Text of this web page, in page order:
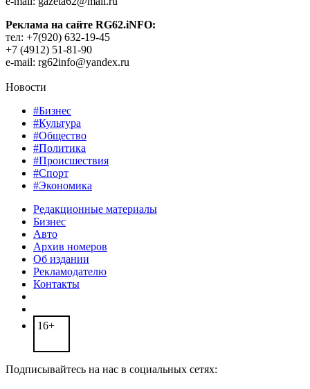
Реклама на сайте RG62.iNFO:
тел: +7(920) 632-19-45
+7 (4912) 51-81-90
e-mail: rg62info@yandex.ru
Новости
#Бизнес
#Культура
#Общество
#Политика
#Происшествия
#Спорт
#Экономика
Редакционные материалы
Бизнес
Авто
Архив номеров
Об издании
Рекламодателю
Контакты
16+
Подписывайтесь на нас в социальных сетях: